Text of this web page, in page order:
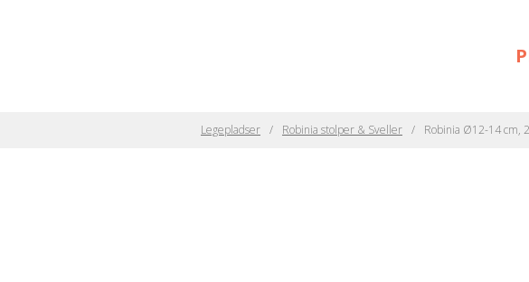
Legepladser Robinia stolper & Sveller Robinia Ø12-14 cm,